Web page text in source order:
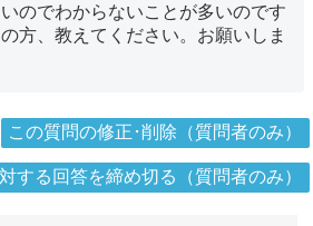
のでわからないことが多いのです
方、教えてください。お願いしま
この質問の修正･削除（質問者のみ）
する回答を締め切る（質問者のみ）